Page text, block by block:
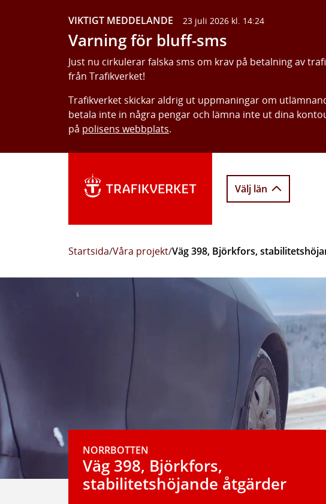
VIKTIGT MEDDELANDE 23 juli 2026 kl. 14:24
Varning för bluff-sms
Just nu cirkulerar falska sms om krav på betalning av
från Trafikverket!
Trafikverket skickar aldrig ut uppmaningar om
betala inte in några pengar och lämna inte ut dina
på polisens webbplats.
Välj län
Startsida/Våra projekt/Väg 398, Björkfors,
NORRBOTTEN
Väg 398, Björkfors,
stabilitetshöjande åtgärder